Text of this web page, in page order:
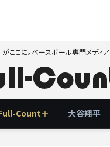
がここに。ベースボール専門メディア
Count＋ 大谷翔平